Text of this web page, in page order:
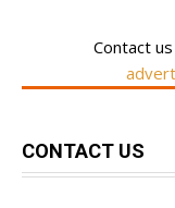
Contact
CONTACT US